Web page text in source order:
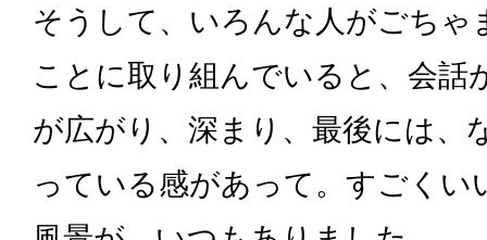
そうして、いろんな人がごちゃ
ことに取り組んでいると、会話
が広がり、深まり、最後には、
っている感があって。すごく